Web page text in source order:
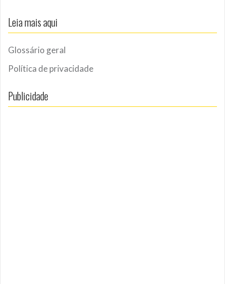
Leia mais aqui
Glossário geral
Política de privacidade
Publicidade